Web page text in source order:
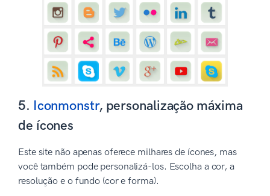
5. Iconmonstr, personalização máxima
de ícones
Este site não apenas oferece milhares de ícones, mas
você também pode personalizá-los. Escolha a cor, a
resolução e o fundo (cor e forma).